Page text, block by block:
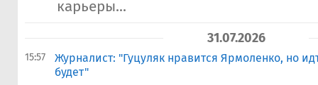
карьеры...
31.07.2026
15:57
Журналист: "Гуцуляк нравится Ярмоленко, но
будет"